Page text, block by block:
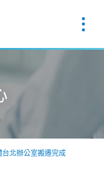
台北辦公室搬遷完成